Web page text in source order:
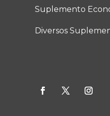
Suplemento
Diversos